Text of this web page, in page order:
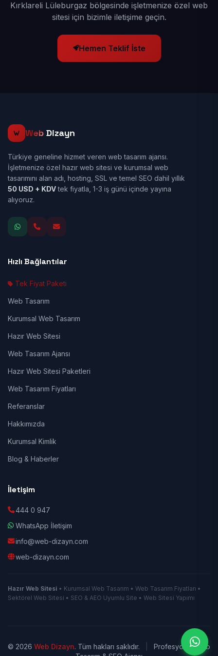
Kırklareli Lüleburgaz bölgesinde işletmenize özel web
sitesi için bizimle iletişime geçin.
Hemen Teklif İste
Web Dizayn
Türkiye geneline hizmet veren web tasarım ajansı.
İşletmenize özel hazır web sitesi ve kurumsal web
tasarımını alan adı, hosting, SSL ve temel SEO dahil yıllık
50 USD + KDVtek fiyatla, 1-3 iş günü içinde yayına
alıyoruz.
Hızlı Bağlantılar
Tek Fiyat Paketi
Web Tasarım
Kurumsal Web Tasarım
Hazır Web Sitesi
Web Tasarım Ajansı
Hazır Web Sitesi Paketleri
Web Tasarım Fiyatları
Referanslar
Hakkımızda
Kurumsal Kimlik
Blog & Haberler
İletişim
444 0 947
WhatsApp İletişim
info@web-dizayn.com
web-dizayn.com
Hazır Web Sitesi • Kurumsal Web Tasarım • Web Tasarım Fiyatları •
Sektörel Web Sitesi • SEO & AEO Uyumlu Site • Web Sitesi Yapımı
© 2026 Web Dizayn. Tüm hakları saklıdır.
Profesyonel Web